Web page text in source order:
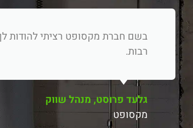
רבות.
גלעד פרוסט, מנהל שווק
מקסופט